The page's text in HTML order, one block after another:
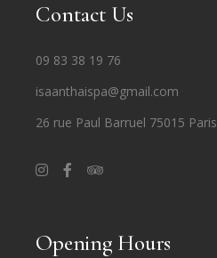
Contact Us
09 83 38 19 76
isaanthaispa@gmail.com
26 rue Paul Barruel 75015 Paris
Opening Hours